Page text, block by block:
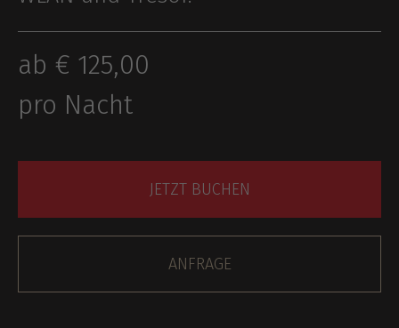
ab € 125,00
pro Nacht
JETZT BUCHEN
ANFRAGE